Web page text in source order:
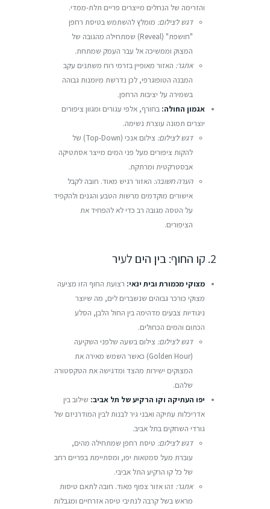
והזרימה של הנחלים מייצרים פריים תלת-ממדי.
דגש לצילום: מומלץ להשתמש בטיסת רחפן
"חושפת" (Reveal) שמתחילה מהגובה של
המצוק וממשיכה אל עבר העמק שמתחת.
אתגר: האזור מאופיין בזרמי רוח משתנים עקב
המבנה הטופוגרפי, לכן נדרשת מיומנות גבוהה
בשמירה על יציבות הרחפן.
אגמון החולה: בחורף, אלפי עגורים ומגוון ציפורים
יוצרים תמונה עוצרת נשימה.
דגש לצילום:
צילום אנכי (Top-Down) של
להקות ציפורים מעל פני המים מייצר אסתטיקה
אבסטרקטית ומרתקת.
הערה חשובה: האזור רגיש מאוד. חובה לקבל
אישורים מוקדמים מרשות הטבע והגנים ולהקפיד
על הטסה מגובה רב כדי לא להפחיד את
הציפורים.
2. קו החוף: בין הים לעיר
מצוקי מכמורת ובית ינאי: רצועת החוף הזו מציעה
מצוקי כורכר גבוהים שנשברים לים, מה שיוצר
ניגודיות צבעים מדהימה בין החול הלבן, הסלע
הכתום והמים הכחולים.
דגש לצילום: צילום בשעה שלפני השקיעה
(Golden Hour) כאשר השמש מאירה את
המצוקים ישירות מהצד ומדגישה את הטקסטורה
שלהם.
יפו העתיקה וקו הרקיע של תל אביב: שילוב בין
אדריכלות עתיקה ואבני גיר לבנות לבין המודרניזם של
גורדי השחקים בתל אביב.
דגש לצילום: טיסת רחפן שמתחילה מהים,
עוברת מעל סמטאות יפו, ומסתיימת בפריים רחב
של כל קו הרקיע התל אביבי.
אתגר: זהו אזור צפוף מאוד. חובה לתאם טיסות
מראש בשל קרבה לנתיבי טיסה אזרחיים ומגבלות